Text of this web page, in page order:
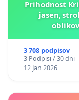
Prihodnost
jasen,
3 708 podpisov
3 Podpisi / 30 dni
12 Jan 2026